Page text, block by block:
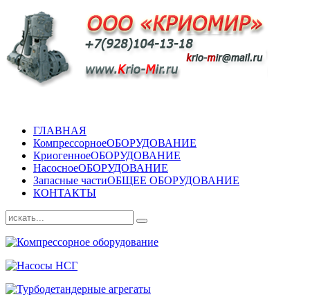
ГЛАВНАЯ
КомпрессорноеОБОРУДОВАНИЕ
КриогенноеОБОРУДОВАНИЕ
НасосноеОБОРУДОВАНИЕ
Запасные частиОБЩЕЕ ОБОРУДОВАНИЕ
КОНТАКТЫ